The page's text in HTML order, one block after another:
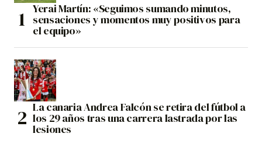
Yerai Martín: «Seguimos sumando minutos,
sensaciones y momentos muy positivos para
el equipo»
La canaria Andrea Falcón se retira del fútbol a
los 29 años tras una carrera lastrada por las
lesiones